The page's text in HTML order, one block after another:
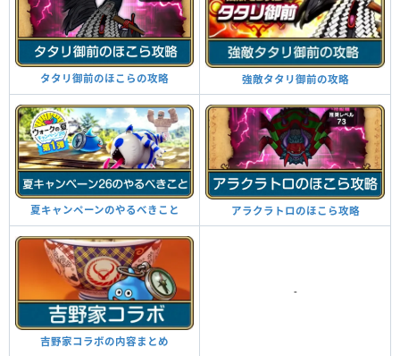
タタリ御前のほこらの攻略 強敵タタリ御前の攻略
夏キャンペーンのやるべきこと アラクラトロのほこら攻略
吉野家コラボの内容まとめ
-